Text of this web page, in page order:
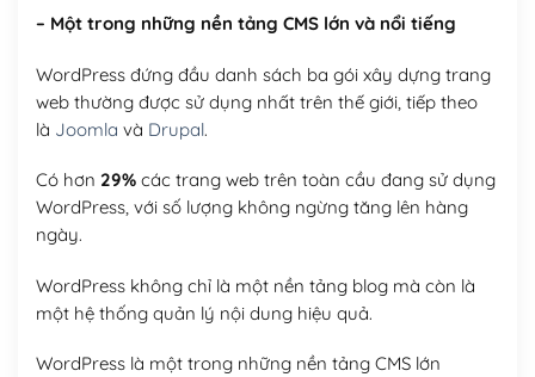
Hosting 8GB SSD (1 năm) (+950,000₫)
– Một trong những nền tảng CMS lớn và nổi tiếng
WordPress đứng đầu danh sách ba gói xây dựng trang
web thường được sử dụng nhất trên thế giới, tiếp theo
là Joomla và Drupal.
Có hơn 29%các trang web trên toàn cầu đang sử dụng
WordPress, với số lượng không ngừng tăng lên hàng
ngày.
WordPress không chỉ là một nền tảng blog mà còn là
một hệ thống quản lý nội dung hiệu quả.
WordPress là một trong những nền tảng CMS lớn